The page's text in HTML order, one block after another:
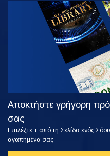
ΠΑΡΑΚΟΛΟΥΘΗΣΤΕ
Αποκτήστε γρήγορη
σας
Επιλέξτε + από τη Σελίδα ενός
αγαπημένα σας